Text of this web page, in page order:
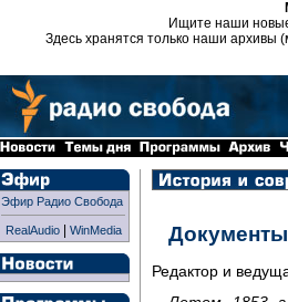
Ищите наши
Здесь хранятся только наши архивы
Эфир Радио Свобода
RealAudio| WinMedia
Редактор и